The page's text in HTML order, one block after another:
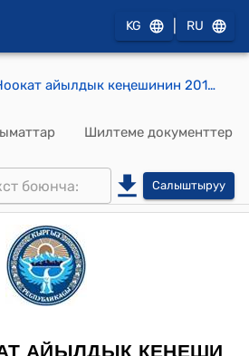
KG RU
Жаңы-Ноокат айылдык кеңешинин 2017-жылдын 14-июнундагы № 6 "Жаны-Ноокат айылдык кенешинин 6- сессиясынын №1 4- март 2017-жылдагы токтомуна толуктоо жана ѳзгѳртγγлѳр киргизγγ жѳнγндѳ" токтому
Шилтеме документтер
Салыштыруу